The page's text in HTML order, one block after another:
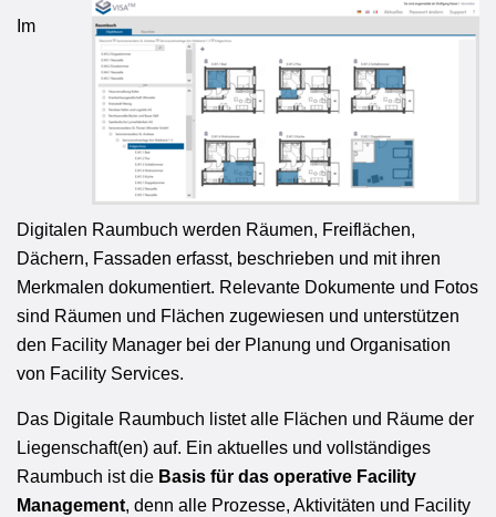
Im
Digitalen Raumbuch werden Räumen, Freiflächen,
Dächern, Fassaden erfasst, beschrieben und mit ihren
Merkmalen dokumentiert. Relevante Dokumente und Fotos
sind Räumen und Flächen zugewiesen und unterstützen
den Facility Manager bei der Planung und Organisation
von Facility Services.
Das Digitale Raumbuch listet alle Flächen und Räume der
Liegenschaft(en) auf. Ein aktuelles und vollständiges
Raumbuch ist die Basis für das operative Facility
Management, denn alle Prozesse, Aktivitäten und Facility